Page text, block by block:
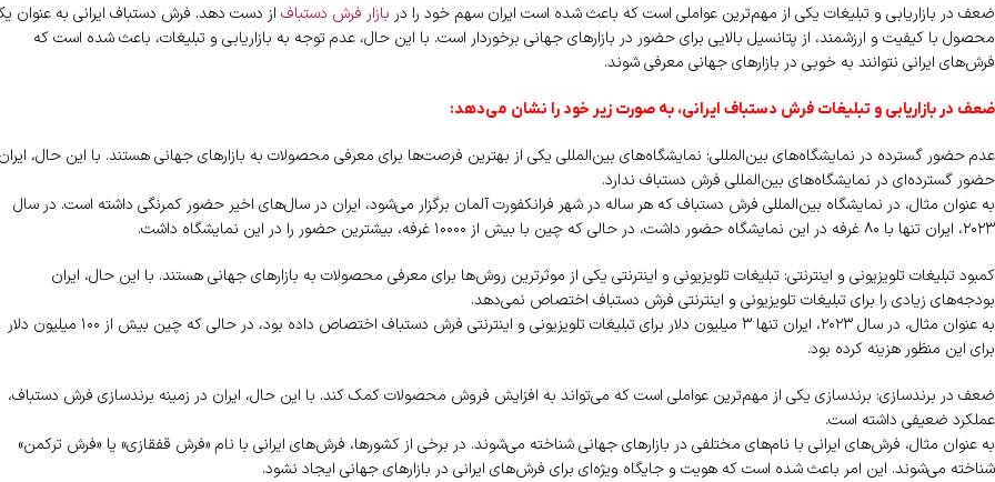
ضعف در بازاریابی و تبلیغات یکی از مهم‌ترین عواملی است که باعث شده است ایران سهم خود را در بازار فرش دستباف از دست دهد. فرش دستباف ایرانی به عنوان
محصول با کیفیت و ارزشمند، از پتانسیل بالایی برای حضور در بازارهای جهانی برخوردار است. با این حال، عدم توجه به بازاریابی و تبلیغات، باعث شده است که
فرش‌های ایرانی نتوانند به خوبی در بازارهای جهانی معرفی شوند.
ضعف در بازاریابی و تبلیغات فرش دستباف ایرانی، به صورت زیر خود را نشان می‌دهد:
عدم حضور گسترده در نمایشگاه‌های بین‌المللی: نمایشگاه‌های بین‌المللی یکی از بهترین فرصت‌ها برای معرفی محصولات به بازارهای جهانی هستند. با این حال،
حضور گسترده‌ای در نمایشگاه‌های بین‌المللی فرش دستباف ندارد.
به عنوان مثال، در نمایشگاه بین‌المللی فرش دستباف که هر ساله در شهر فرانکفورت آلمان برگزار می‌شود، ایران در سال‌های اخیر حضور کمرنگی داشته است. در سال
۲۰۲۳، ایران تنها با ۸۰ غرفه در این نمایشگاه حضور داشت، در حالی که چین با بیش از ۱۰۰۰۰ غرفه، بیشترین حضور را در این نمایشگاه داشت.
کمبود تبلیغات تلویزیونی و اینترنتی: تبلیغات تلویزیونی و اینترنتی یکی از موثرترین روش‌ها برای معرفی محصولات به بازارهای جهانی هستند. با این حال، ایران
بودجه‌های زیادی را برای تبلیغات تلویزیونی و اینترنتی فرش دستباف اختصاص نمی‌دهد.
به عنوان مثال، در سال ۲۰۲۳، ایران تنها ۳ میلیون دلار برای تبلیغات تلویزیونی و اینترنتی فرش دستباف اختصاص داده بود، در حالی که چین بیش از ۱۰۰ میلیون دلار
برای این منظور هزینه کرده بود.
ضعف در برندسازی: برندسازی یکی از مهم‌ترین عواملی است که می‌تواند به افزایش فروش محصولات کمک کند. با این حال، ایران در زمینه برندسازی فرش دستباف،
عملکرد ضعیفی داشته است.
به عنوان مثال، فرش‌های ایرانی با نام‌های مختلفی در بازارهای جهانی شناخته می‌شوند. در برخی از کشورها، فرش‌های ایرانی با نام «فرش قفقازی» یا «فرش ترکمن»
شناخته می‌شوند. این امر باعث شده است که هویت و جایگاه ویژه‌ای برای فرش‌های ایرانی در بازارهای جهانی ایجاد نشود.